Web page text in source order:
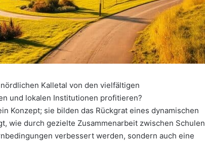
Kalletal von den vielfältigen
und lokalen Institutionen profitieren?
Konzept; sie bilden das Rückgrat eines dynamischen
wie durch gezielte Zusammenarbeit zwischen Schulen
verbessert werden, sondern auch eine